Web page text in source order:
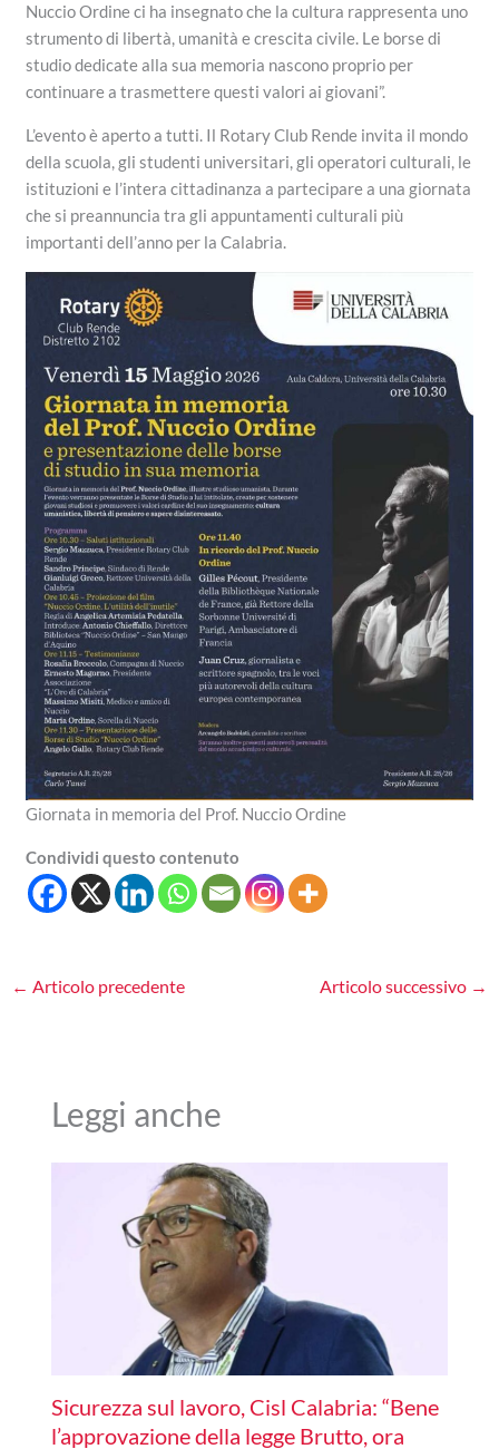
Nuccio Ordine ci ha insegnato che la cultura rappresenta uno
strumento di libertà, umanità e crescita civile. Le borse di
studio dedicate alla sua memoria nascono proprio per
continuare a trasmettere questi valori ai giovani”.
L’evento è aperto a tutti. Il Rotary Club Rende invita il mondo
della scuola, gli studenti universitari, gli operatori culturali, le
istituzioni e l’intera cittadinanza a partecipare a una giornata
che si preannuncia tra gli appuntamenti culturali più
importanti dell’anno per la Calabria.
Giornata in memoria del Prof. Nuccio Ordine
Condividi questo contenuto
← Articolo precedente Articolo successivo →
Leggi anche
Sicurezza sul lavoro, Cisl Calabria: “Bene
l’approvazione della legge Brutto, ora